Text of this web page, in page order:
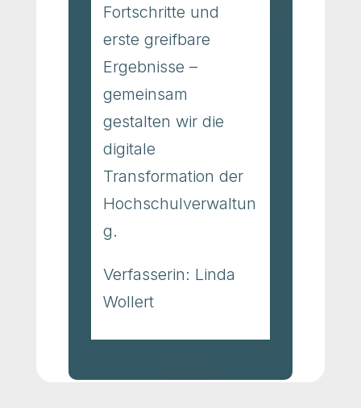
Fortschritte und
erste greifbare
Ergebnisse –
gemeinsam
gestalten wir die
digitale
Transformation der
Hochschulverwaltun
g.
Verfasserin: Linda
Wollert